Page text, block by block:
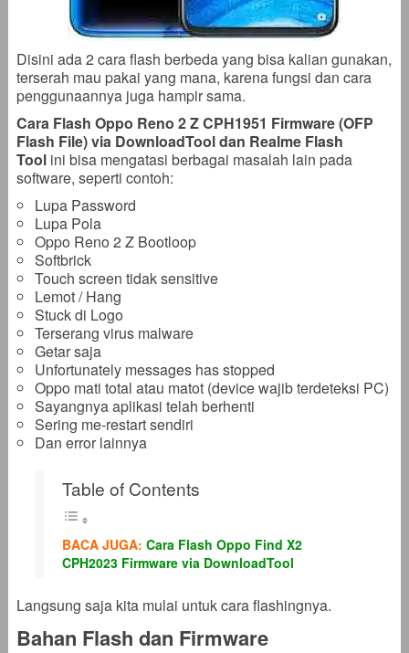
Disini ada 2 cara flash berbeda yang bisa kalian gunakan,
terserah mau pakai yang mana, karena fungsi dan cara
penggunaannya juga hampir sama.
Cara Flash Oppo Reno 2 Z CPH1951 Firmware (OFP
Flash File) via DownloadTool dan Realme Flash
Toolini bisa mengatasi berbagai masalah lain pada
software, seperti contoh:
Lupa Password
Lupa Pola
Oppo Reno 2 Z Bootloop
Softbrick
Touch screen tidak sensitive
Lemot / Hang
Stuck di Logo
Terserang virus malware
Getar saja
Unfortunately messages has stopped
Oppo mati total atau matot (device wajib terdeteksi PC)
Sayangnya aplikasi telah berhenti
Sering me-restart sendiri
Dan error lainnya
Table of Contents
BACA JUGA: Cara Flash Oppo Find X2
CPH2023 Firmware via DownloadTool
Langsung saja kita mulai untuk cara flashingnya.
Bahan Flash dan Firmware